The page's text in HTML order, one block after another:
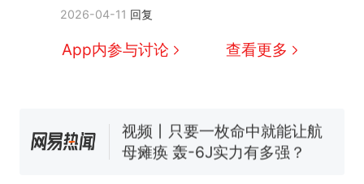
2026-04-11 回复
App内参与讨论 查看更多
交5060元才肯搬上楼！女子傻
眼了……
空调24小时开着反而更省电？
佛山一中学招聘物理教师，笔
试前13名均遭淘汰？教育局：